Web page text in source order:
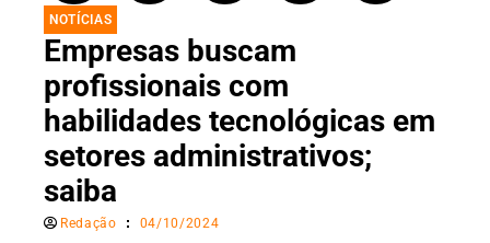
NOTÍCIAS
Empresas buscam
profissionais com
habilidades tecnológicas em
setores administrativos;
saiba
Redação 04/10/2024